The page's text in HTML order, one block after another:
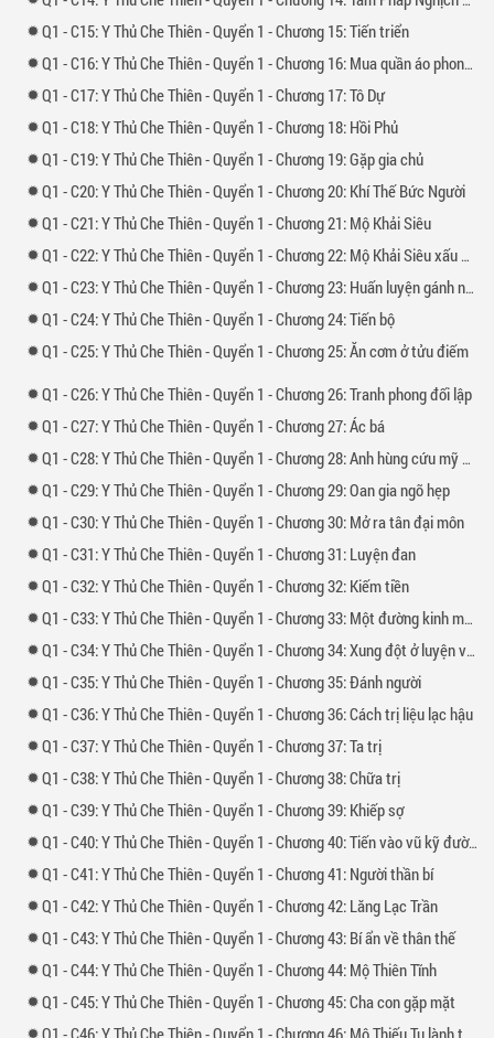
1 - 15: Y Thủ Che Thiên - Quyển 1 - Chương 15: Tiến triển
1 - 16: Y Thủ Che Thiên - Quyển 1 - Chương 16: Mua quần áo phong ba
1 - 17: Y Thủ Che Thiên - Quyển 1 - Chương 17: Tô Dự
1 - 18: Y Thủ Che Thiên - Quyển 1 - Chương 18: Hồi Phủ
1 - 19: Y Thủ Che Thiên - Quyển 1 - Chương 19: Gặp gia chủ
1 - 20: Y Thủ Che Thiên - Quyển 1 - Chương 20: Khí Thế Bức Người
1 - 21: Y Thủ Che Thiên - Quyển 1 - Chương 21: Mộ Khải Siêu
1 - 22: Y Thủ Che Thiên - Quyển 1 - Chương 22: Mộ Khải Siêu xấu mặt
1 - 23: Y Thủ Che Thiên - Quyển 1 - Chương 23: Huấn luyện gánh nước
1 - 24: Y Thủ Che Thiên - Quyển 1 - Chương 24: Tiến bộ
1 - 25: Y Thủ Che Thiên - Quyển 1 - Chương 25: Ăn cơm ở tửu điếm
1 - 26: Y Thủ Che Thiên - Quyển 1 - Chương 26: Tranh phong đối lập
1 - 27: Y Thủ Che Thiên - Quyển 1 - Chương 27: Ác bá
1 - 28: Y Thủ Che Thiên - Quyển 1 - Chương 28: Anh hùng cứu mỹ nhân
1 - 29: Y Thủ Che Thiên - Quyển 1 - Chương 29: Oan gia ngõ hẹp
1 - 30: Y Thủ Che Thiên - Quyển 1 - Chương 30: Mở ra tân đại môn
1 - 31: Y Thủ Che Thiên - Quyển 1 - Chương 31: Luyện đan
1 - 32: Y Thủ Che Thiên - Quyển 1 - Chương 32: Kiếm tiền
1 - 33: Y Thủ Che Thiên - Quyển 1 - Chương 33: Một đường kinh mạch cuối cùng
1 - 34: Y Thủ Che Thiên - Quyển 1 - Chương 34: Xung đột ở luyện võ trường
1 - 35: Y Thủ Che Thiên - Quyển 1 - Chương 35: Đánh người
1 - 36: Y Thủ Che Thiên - Quyển 1 - Chương 36: Cách trị liệu lạc hậu
1 - 37: Y Thủ Che Thiên - Quyển 1 - Chương 37: Ta trị
1 - 38: Y Thủ Che Thiên - Quyển 1 - Chương 38: Chữa trị
1 - 39: Y Thủ Che Thiên - Quyển 1 - Chương 39: Khiếp sợ
1 - 40: Y Thủ Che Thiên - Quyển 1 - Chương 40: Tiến vào vũ kỹ đường
1 - 41: Y Thủ Che Thiên - Quyển 1 - Chương 41: Người thần bí
1 - 42: Y Thủ Che Thiên - Quyển 1 - Chương 42: Lăng Lạc Trần
1 - 43: Y Thủ Che Thiên - Quyển 1 - Chương 43: Bí ẩn về thân thế
1 - 44: Y Thủ Che Thiên - Quyển 1 - Chương 44: Mộ Thiên Tĩnh
1 - 45: Y Thủ Che Thiên - Quyển 1 - Chương 45: Cha con gặp mặt
1 - 46: Y Thủ Che Thiên - Quyển 1 - Chương 46: Mộ Thiếu Tu lành tay